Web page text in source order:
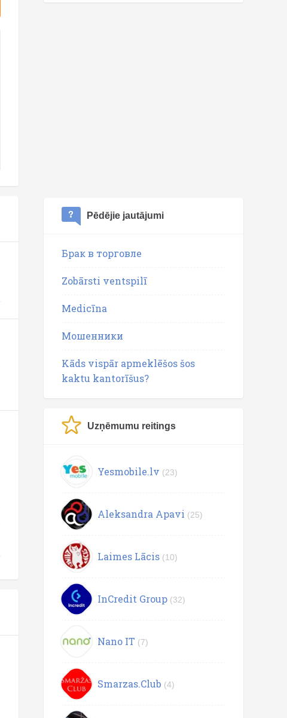
Pēdējie jautājumi
Брак в торговле
Zobārsti ventspilī
Medicīna
Мошенники
Kāds vispār apmeklēšos šos
kaktu kantorīšus?
Uzņēmumu reitings
Yesmobile.lv (23)
Aleksandra Apavi (25)
Laimes Lācis (10)
InCredit Group (32)
Nano IT (7)
Smarzas.Club (4)